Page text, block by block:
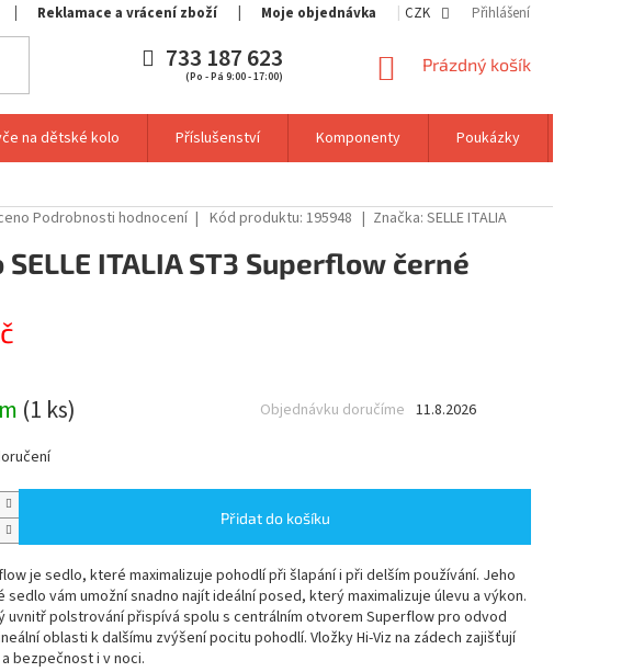
Reklamace a vrácení zboží Moje objednávka CZK Přihlášení
733 187 623
(Po - Pá 9:00 - 17:00)
NÁKUPNÍ
Prázdný košík
na dětské kolo Příslušenství Komponenty Poukázky
Podrobnosti hodnocení Kód produktu: 195948 Značka:SELLE ITALIA
ITALIA ST3 Superflow černé
(1 ks) 11.8.2026
Objednávku doručíme
Přidat do košíku
je sedlo, které maximalizuje pohodlí při šlapání i při delším používání. Jeho
sedlo vám umožní snadno najít ideální posed, který maximalizuje úlevu a výkon.
uvnitř polstrování přispívá spolu s centrálním otvorem Superflow pro odvod
oblasti k dalšímu zvýšení pocitu pohodlí. Vložky Hi-Viz na zádech zajišťují
bezpečnost i v noci.